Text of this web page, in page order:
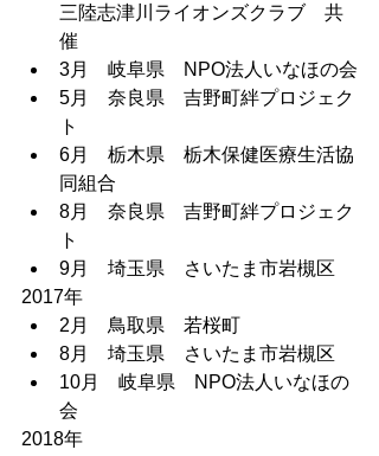
三陸志津川ライオンズクラブ　共
催
3月　岐阜県　NPO法人いなほの会
5月　奈良県　吉野町絆プロジェク
ト
6月　栃木県　栃木保健医療生活協
同組合
8月　奈良県　吉野町絆プロジェク
ト
9月　埼玉県　さいたま市岩槻区
2月　鳥取県　若桜町
8月　埼玉県　さいたま市岩槻区
10月　岐阜県　NPO法人いなほの
会